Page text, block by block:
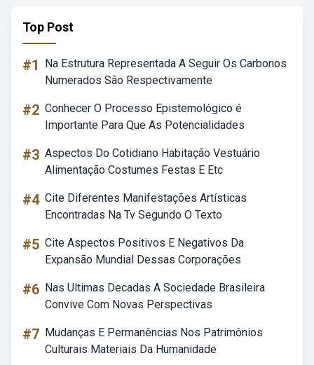
Top Post
#1
Na Estrutura Representada A Seguir Os Carbonos
Numerados São Respectivamente
#2 Conhecer O Processo Epistemológico é
Importante Para Que As Potencialidades
#3 Aspectos Do Cotidiano Habitação Vestuário
Alimentação Costumes Festas E Etc
#4 Cite Diferentes Manifestações Artísticas
Encontradas Na Tv Segundo O Texto
#5 Cite Aspectos Positivos E Negativos Da
Expansão Mundial Dessas Corporações
#6 Nas Ultimas Decadas A Sociedade Brasileira
Convive Com Novas Perspectivas
#7 Mudanças E Permanências Nos Patrimônios
Culturais Materiais Da Humanidade